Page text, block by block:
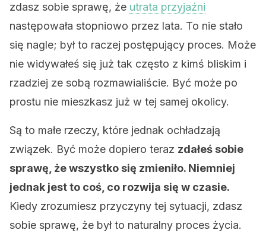
zdasz sobie sprawę, że utrata przyjaźni
następowała stopniowo przez lata. To nie stało
się nagle; był to raczej postępujący proces. Może
nie widywałeś się już tak często z kimś bliskim i
rzadziej ze sobą rozmawialiście. Być może po
prostu nie mieszkasz już w tej samej okolicy.
Są to małe rzeczy, które jednak ochładzają
związek. Być może dopiero teraz zdałeś sobie
sprawę, że wszystko się zmieniło. Niemniej
jednak jest to coś, co rozwija się w czasie.
Kiedy zrozumiesz przyczyny tej sytuacji, zdasz
sobie sprawę, że był to naturalny proces życia.